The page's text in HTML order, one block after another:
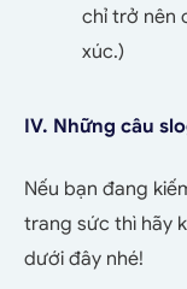
chỉ trở nên
xúc.)
IV. Những câu
Nếu bạn đang
trang sức thì hãy
dưới đây nhé!